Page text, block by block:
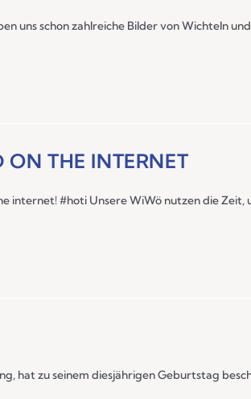
uns schon zahlreiche Bilder von Wichteln
THE INTERNET
internet! #hoti Unsere WiWö nutzen die
hat zu seinem diesjährigen Geburtstag